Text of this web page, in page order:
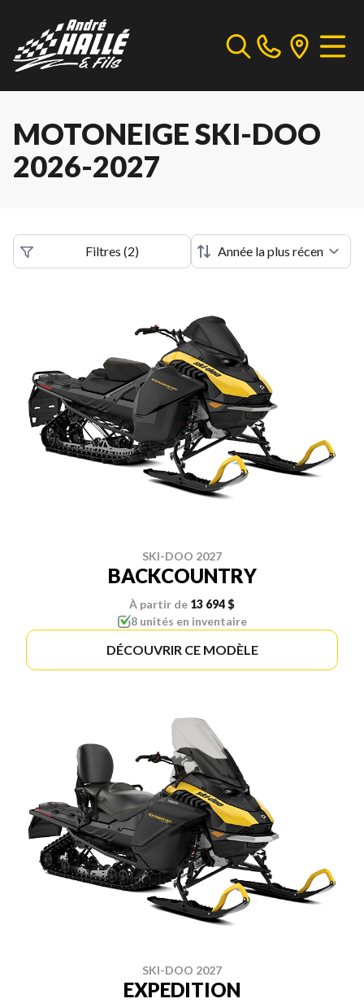
MOTONEIGE SKI-DOO
2026-2027
Filtres (2)
SKI-DOO 2027
BACKCOUNTRY
À partir de 13 694 $
8 unités en inventaire
DÉCOUVRIR CE MODÈLE
SKI-DOO 2027
EXPEDITION